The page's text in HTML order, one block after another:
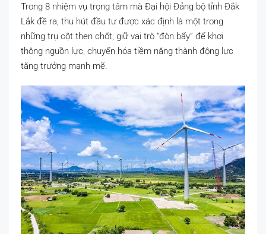
Trong 8 nhiệm vụ trọng tâm mà Đại hội Đảng bộ tỉnh Đắk
Lắk đề ra, thu hút đầu tư được xác định là một trong
những trụ cột then chốt, giữ vai trò “đòn bẩy” để khơi
thông nguồn lực, chuyển hóa tiềm năng thành động lực
tăng trưởng mạnh mẽ.